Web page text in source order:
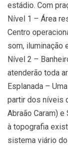
estádio. Com
Nível 1 – Área
Centro
som, iluminação
Nível 2 –
atenderão toda
Esplanada –
partir dos níveis
Abraão Caram)
à topografia
sistema viário